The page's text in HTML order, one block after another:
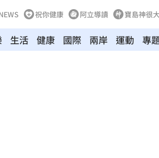
祝你健康 阿立導讀 寶島神很大
生活 健康 國際 兩岸 運動 專